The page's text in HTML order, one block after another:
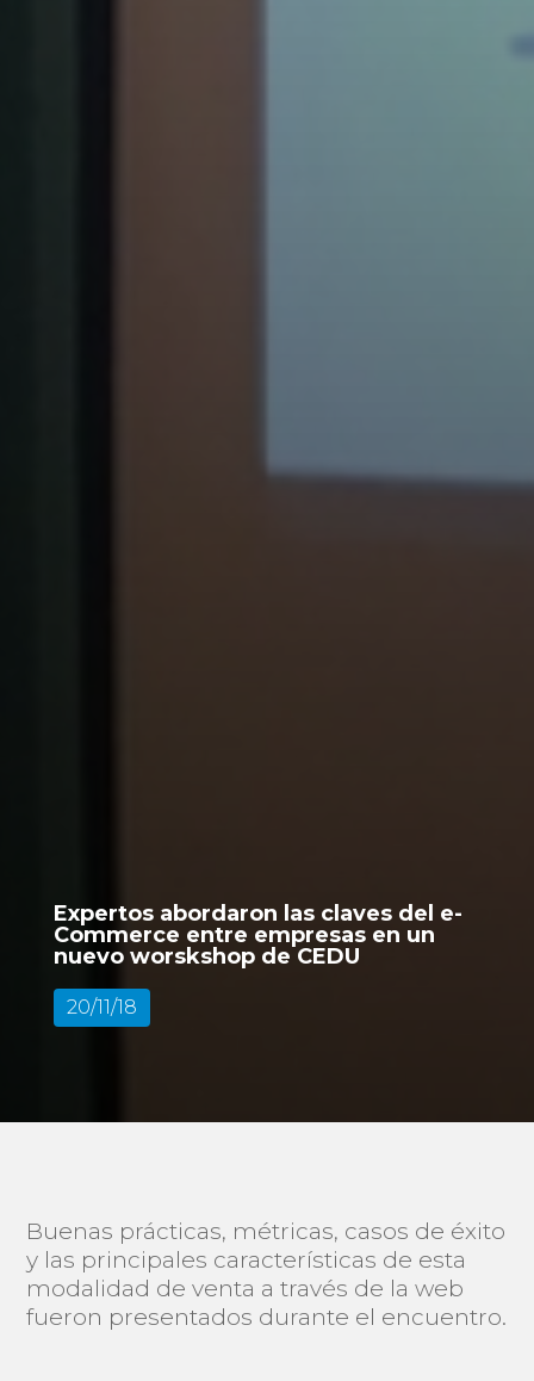
Expertos abordaron las claves del e-
Commerce entre empresas en un
nuevo worskshop de CEDU
20/11/18
Buenas prácticas, métricas, casos de éxito
y las principales características de esta
modalidad de venta a través de la web
fueron presentados durante el encuentro.